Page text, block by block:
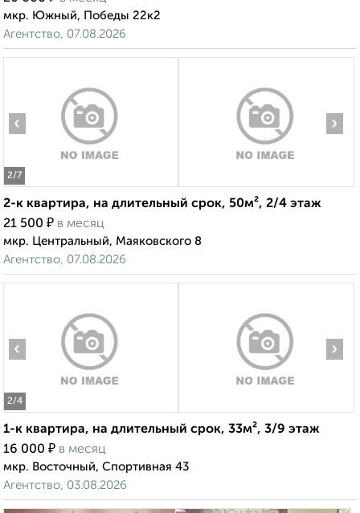
мкр. Южный, Победы 22к2
Агентство, 07.08.2026
2/7
‹ ›
2-к квартира, на длительный срок, 50м², 2/4 этаж
21 500 ₽ в месяц
мкр. Центральный, Маяковского 8
Агентство, 07.08.2026
2/4
‹ ›
1-к квартира, на длительный срок, 33м², 3/9 этаж
16 000 ₽ в месяц
мкр. Восточный, Спортивная 43
Агентство, 03.08.2026